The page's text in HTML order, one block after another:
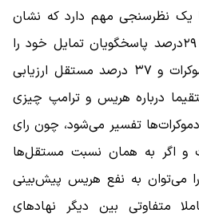
یک نظرسنجی مهم دارد که نشان
می‌دهد در تاریخ ۲۷ اکتبر، ۲۹‌درصد پاسخگویان تمایل خود را
جمهوری‌خواه، ۳۲ درصد دموکرات و ۳۷ درصد مستقل ارزیابی
درباره هریس و ترامپ چیزی
تفسیر می‌شود، چون رای
و اگر به همان نسبت مستقل‌ها
می‌توان به نفع هریس پیش‌بینی
متفاوتی بین دیگر نهادهای